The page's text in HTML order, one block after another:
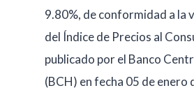
9.80%, de conformidad a la
del Índice de Precios al
publicado por el Banco
(BCH) en fecha 05 de enero